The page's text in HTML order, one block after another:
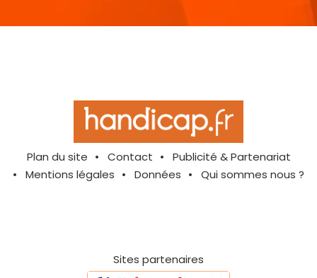
Plan du site Contact
Publicité & Partenariat
Mentions légales
Données Qui sommes nous ?
Sites partenaires